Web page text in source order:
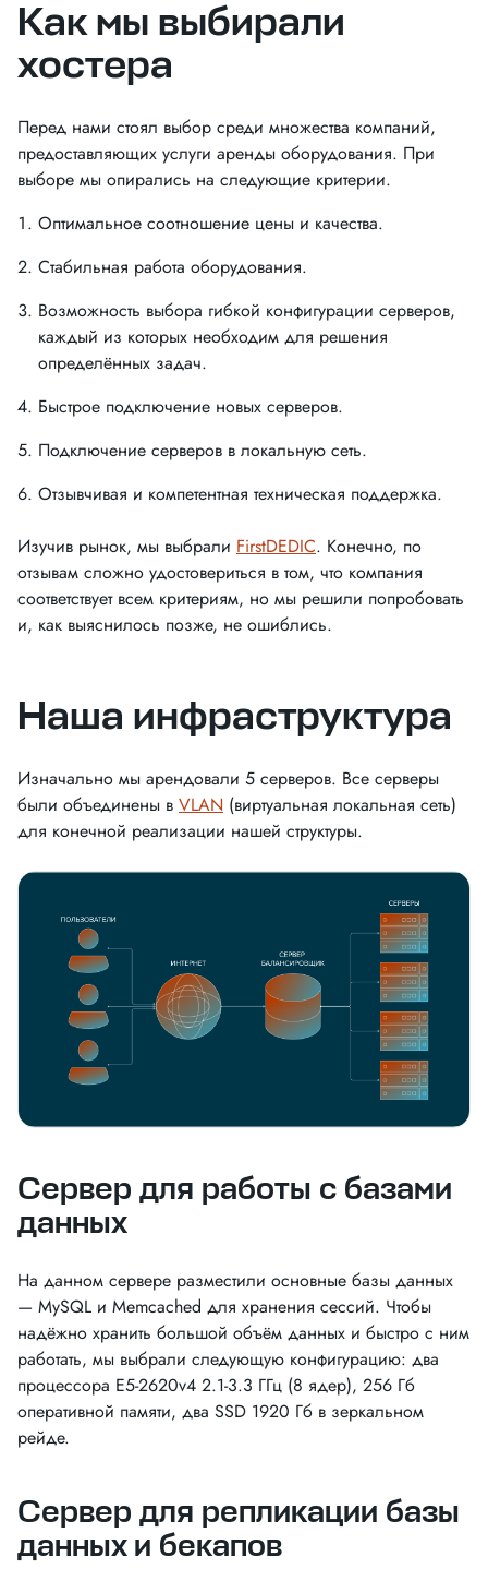
Как мы выбирали
хостера
Перед нами стоял выбор среди множества компаний,
предоставляющих услуги аренды оборудования. При
выборе мы опирались на следующие критерии.
Оптимальное соотношение цены и качества.
Стабильная работа оборудования.
Возможность выбора гибкой конфигурации серверов,
каждый из которых необходим для решения
определённых задач.
Быстрое подключение новых серверов.
Подключение серверов в локальную сеть.
Отзывчивая и компетентная техническая поддержка.
Изучив рынок, мы выбрали FirstDEDIC. Конечно, по
отзывам сложно удостовериться в том, что компания
соответствует всем критериям, но мы решили попробовать
и, как выяснилось позже, не ошиблись.
Наша инфраструктура
Изначально мы арендовали 5 серверов. Все серверы
были объединены в VLAN (виртуальная локальная сеть)
для конечной реализации нашей структуры.
Сервер для работы с базами
данных
На данном сервере разместили основные базы данных
— MySQL и Memcached для хранения сессий. Чтобы
надёжно хранить большой объём данных и быстро с ним
работать, мы выбрали следующую конфигурацию: два
процессора E5-2620v4 2.1-3.3 ГГц (8 ядер), 256 Гб
оперативной памяти, два SSD 1920 Гб в зеркальном
рейде.
Сервер для репликации базы
данных и бекапов